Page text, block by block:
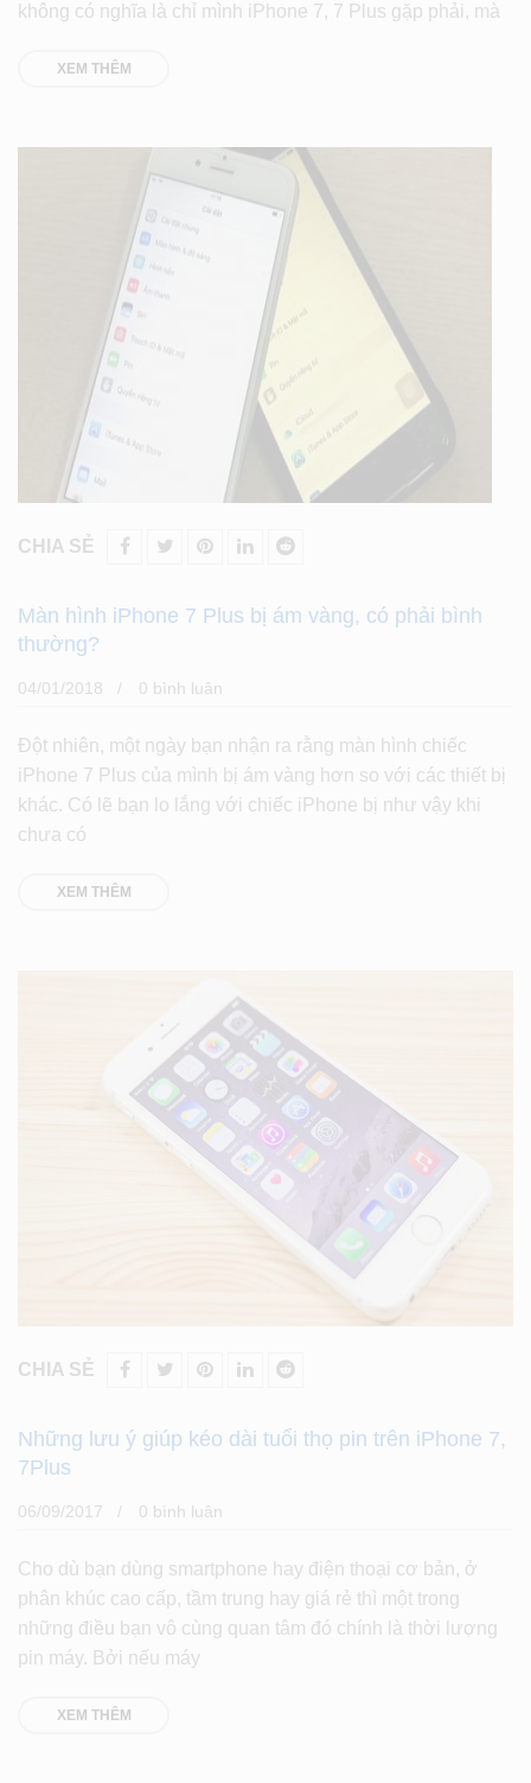
không có nghĩa là chỉ mình iPhone 7, 7 Plus gặp phải, mà
XEM THÊM
CHIA SẺ
Màn hình iPhone 7 Plus bị ám vàng, có phải bình
thường?
04/01/2018 0 bình luân
Đột nhiên, một ngày bạn nhận ra rằng màn hình chiếc
iPhone 7 Plus của mình bị ám vàng hơn so với các thiết bị
khác. Có lẽ bạn lo lắng với chiếc iPhone bị như vậy khi
chưa có
XEM THÊM
CHIA SẺ
Những lưu ý giúp kéo dài tuổi thọ pin trên iPhone 7,
7Plus
06/09/2017 0 bình luân
Cho dù bạn dùng smartphone hay điện thoại cơ bản, ở
phân khúc cao cấp, tầm trung hay giá rẻ thì một trong
những điều bạn vô cùng quan tâm đó chính là thời lượng
pin máy. Bởi nếu máy
XEM THÊM